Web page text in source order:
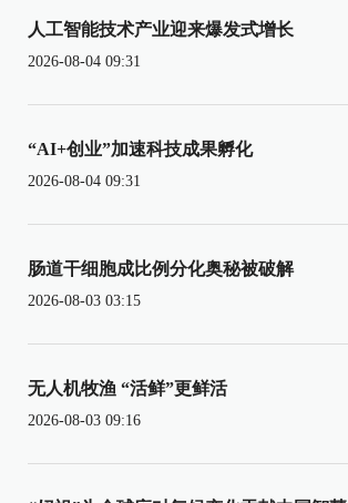
人工智能技术产业迎来爆发式增长
2026-08-04 09:31
“AI+创业”加速科技成果孵化
2026-08-04 09:31
肠道干细胞成比例分化奥秘被破解
2026-08-03 03:15
无人机牧渔 “活鲜”更鲜活
2026-08-03 09:16